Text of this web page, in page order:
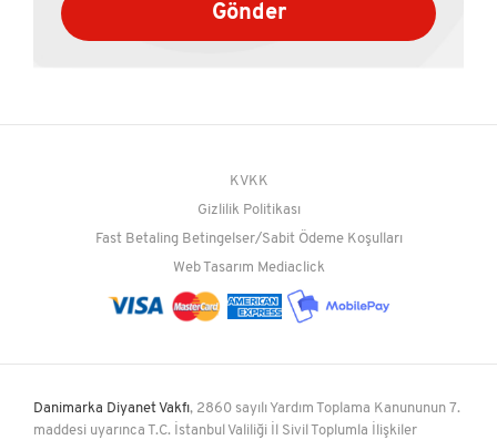
Gönder
KVKK
Gizlilik Politikası
Fast Betaling Betingelser/Sabit Ödeme Koşulları
Web Tasarım Mediaclick
Danimarka Diyanet Vakfı, 2860 sayılı Yardım Toplama Kanununun 7.
maddesi uyarınca T.C. İstanbul Valiliği İl Sivil Toplumla İlişkiler